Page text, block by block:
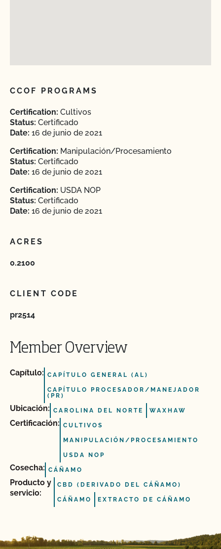
CCOF PROGRAMS
Certification: Cultivos
Status: Certificado
Date: 16 de junio de 2021
Certification: Manipulación/Procesamiento
Status: Certificado
Date: 16 de junio de 2021
Certification: USDA NOP
Status: Certificado
Date: 16 de junio de 2021
ACRES
0.2100
CLIENT CODE
pr2514
Member Overview
Capítulo: CAPÍTULO GENERAL (AL)
CAPÍTULO PROCESADOR/MANEJADOR
(PR)
Ubicación: CAROLINA DEL NORTE WAXHAW
Certificación: CULTIVOS
MANIPULACIÓN/PROCESAMIENTO
USDA NOP
Cosecha: CÁÑAMO
Producto y
servicio:
CBD (DERIVADO DEL CÁÑAMO)
CÁÑAMO EXTRACTO DE CÁÑAMO